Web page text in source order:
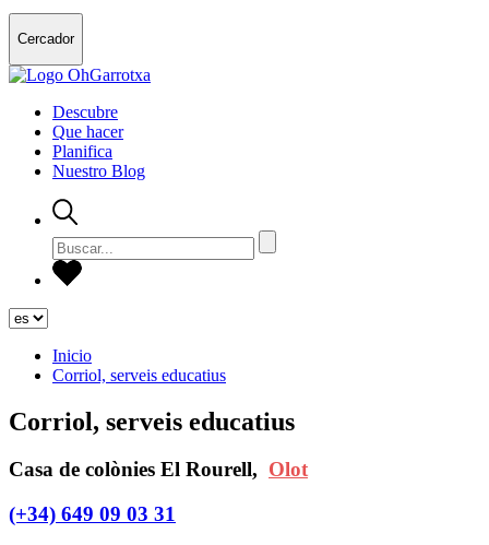
Cercador
Descubre
Que hacer
Planifica
Nuestro Blog
Inicio
Corriol, serveis educatius
Corriol, serveis educatius
Casa de colònies El Rourell, Olot
(+34) 649 09 03 31